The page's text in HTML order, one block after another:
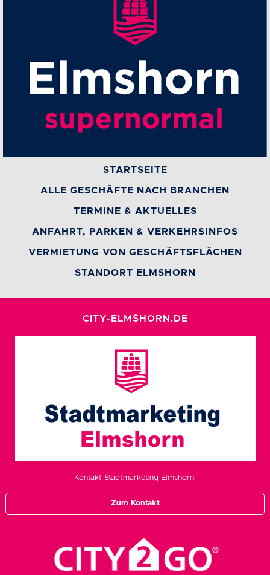
STARTSEITE
ALLE GESCHÄFTE NACH BRANCHEN
TERMINE & AKTUELLES
ANFAHRT, PARKEN & VERKEHRSINFOS
VERMIETUNG VON GESCHÄFTSFLÄCHEN
STANDORT ELMSHORN
CITY-ELMSHORN.DE
Kontakt Stadtmarketing Elmshorn:
Zum Kontakt